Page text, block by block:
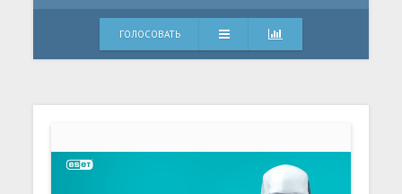
ГОЛОСОВАТЬ